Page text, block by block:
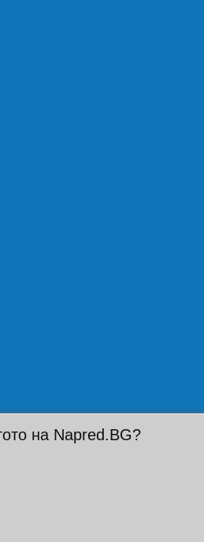
на Napred.BG?